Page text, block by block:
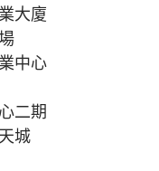
大廈
中心
二期
城